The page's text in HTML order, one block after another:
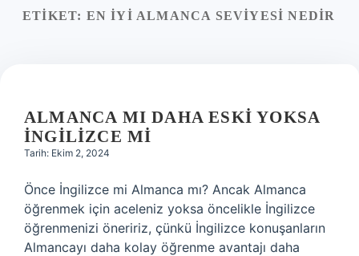
ETIKET: EN IYI ALMANCA SEVIYESI NEDIR
ALMANCA MI DAHA ESKI YOKSA
İNGILIZCE MI
Tarih: Ekim 2, 2024
Önce İngilizce mi Almanca mı? Ancak Almanca
öğrenmek için aceleniz yoksa öncelikle İngilizce
öğrenmenizi öneririz, çünkü İngilizce konuşanların
Almancayı daha kolay öğrenme avantajı daha